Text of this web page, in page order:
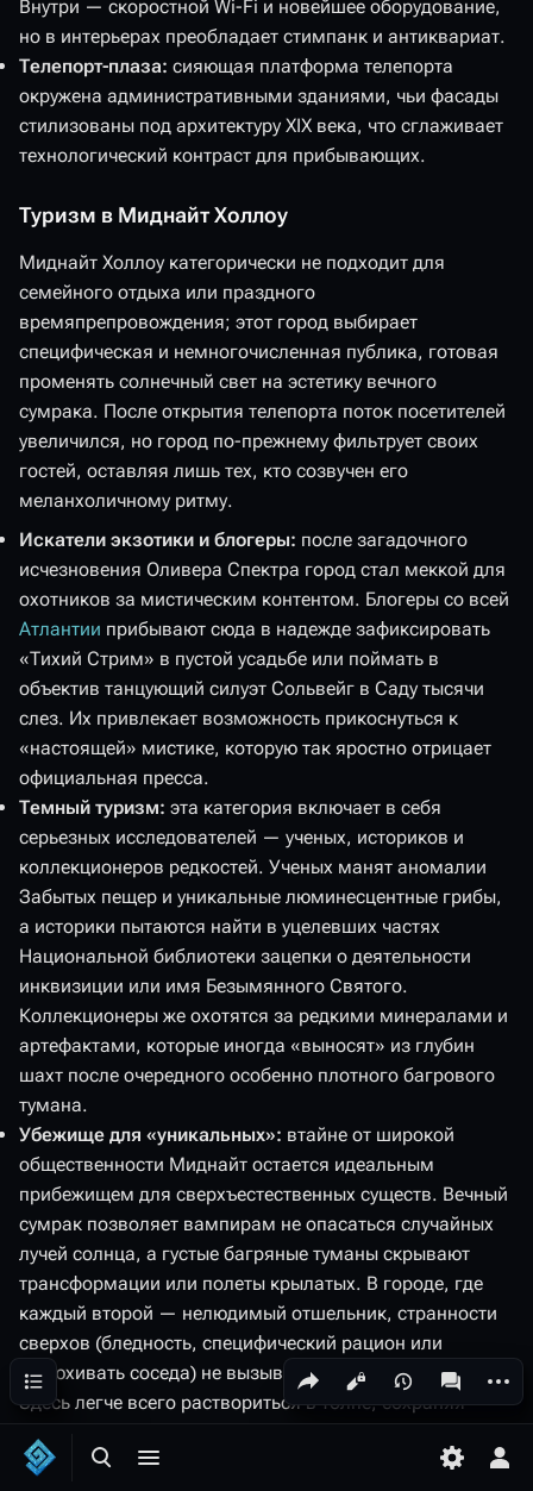
Открыть поиск
Открыть меню
Поделиться этой страницей
Просмотры associated-
Внутри — скоростной Wi-Fi и новейшее оборудование,
но в интерьерах преобладает стимпанк и антиквариат.
Телепорт-плаза: сияющая платформа телепорта
окружена административными зданиями, чьи фасады
стилизованы под архитектуру XIX века, что сглаживает
технологический контраст для прибывающих.
Туризм в Миднайт Холлоу
Миднайт Холлоу категорически не подходит для
семейного отдыха или праздного
времяпрепровождения; этот город выбирает
специфическая и немногочисленная публика, готовая
променять солнечный свет на эстетику вечного
сумрака. После открытия телепорта поток посетителей
увеличился, но город по-прежнему фильтрует своих
гостей, оставляя лишь тех, кто созвучен его
меланхоличному ритму.
Искатели экзотики и блогеры: после загадочного
исчезновения Оливера Спектра город стал меккой для
охотников за мистическим контентом. Блогеры со всей
Атлантии прибывают сюда в надежде зафиксировать
«Тихий Стрим» в пустой усадьбе или поймать в
объектив танцующий силуэт Сольвейг в Саду тысячи
слез. Их привлекает возможность прикоснуться к
«настоящей» мистике, которую так яростно отрицает
официальная пресса.
Темный туризм: эта категория включает в себя
серьезных исследователей — ученых, историков и
коллекционеров редкостей. Ученых манят аномалии
Забытых пещер и уникальные люминесцентные грибы,
а историки пытаются найти в уцелевших частях
Национальной библиотеки зацепки о деятельности
инквизиции или имя Безымянного Святого.
Коллекционеры же охотятся за редкими минералами и
артефактами, которые иногда «выносят» из глубин
шахт после очередного особенно плотного багрового
тумана.
Убежище для «уникальных»: втайне от широкой
общественности Миднайт остается идеальным
прибежищем для сверхъестественных существ. Вечный
сумрак позволяет вампирам не опасаться случайных
лучей солнца, а густые багряные туманы скрывают
трансформации или полеты крылатых. В городе, где
каждый второй — нелюдимый отшельник, странности
сверхов (бледность, специфический рацион или
обнюхивать соседа) не вызывают лишних вопросов.
Здесь легче всего раствориться в толпе, сохраняя
Содержание